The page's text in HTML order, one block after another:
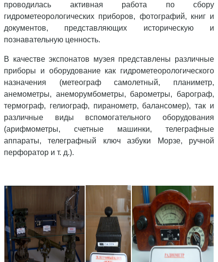
проводилась активная работа по сбору
гидрометеорологических приборов, фотографий, книг и
документов, представляющих историческую и
познавательную ценность.
В качестве экспонатов музея представлены различные
приборы и оборудование как гидрометеорологического
назначения (метеограф самолетный, планиметр,
анемометры, анеморумбометры, барометры, барограф,
термограф, гелиограф, пиранометр, балансомер), так и
различные виды вспомогательного оборудования
(арифмометры, счетные машинки, телеграфные
аппараты, телеграфный ключ азбуки Морзе, ручной
перфоратор и т. д.).